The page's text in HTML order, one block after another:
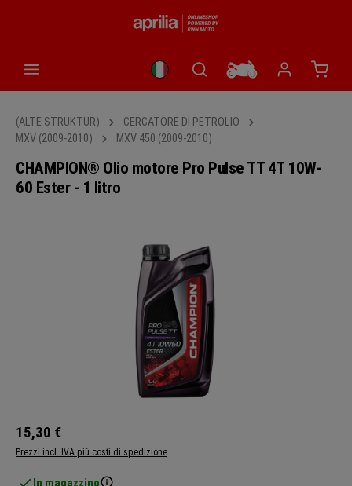
Il
(ALTE STRUKTUR)
CERCATORE DI PETROLIO
MXV (2009-2010)
MXV 450 (2009-2010)
CHAMPION® Olio motore Pro Pulse TT 4T 10W-
60 Ester - 1 litro
15,30 €
Prezzi incl. IVA più costi di spedizione
In magazzino